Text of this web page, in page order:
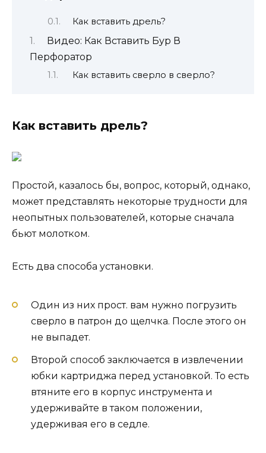
Как вставить дрель?
Видео: Как Вставить Бур В
Перфоратор
Как вставить сверло в сверло?
Как вставить дрель?
Простой, казалось бы, вопрос, который, однако,
может представлять некоторые трудности для
неопытных пользователей, которые сначала
бьют молотком.
Есть два способа установки.
Один из них прост. вам нужно погрузить
сверло в патрон до щелчка. После этого он
не выпадет.
Второй способ заключается в извлечении
юбки картриджа перед установкой. То есть
втяните его в корпус инструмента и
удерживайте в таком положении,
удерживая его в седле.